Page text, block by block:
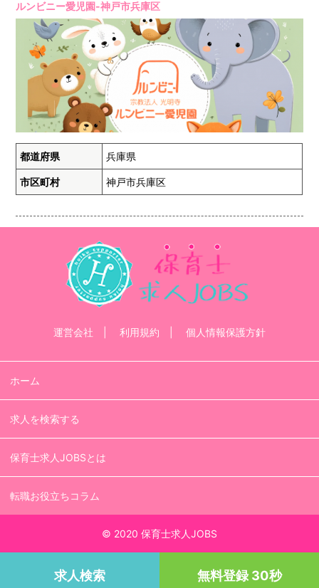
ルンビニー愛児園-神戸市兵庫区
都道府県 兵庫県
市区町村 神戸市兵庫区
運営会社 利用規約 個人情報保護方針
ホーム
求人を検索する
保育士求人JOBSとは
転職お役立ちコラム
© 2020 保育士求人JOBS
求人検索 無料登録 30秒